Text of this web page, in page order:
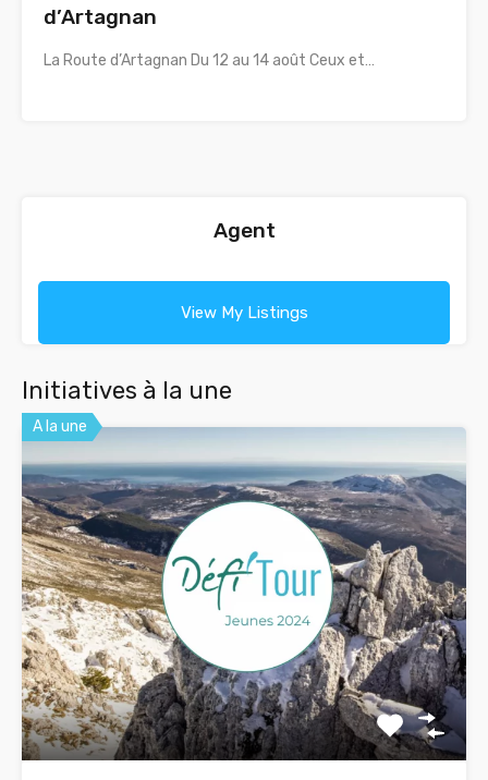
d’Artagnan
La Route d’Artagnan Du 12 au 14 août Ceux et…
Agent
View My Listings
Initiatives à la une
A la une